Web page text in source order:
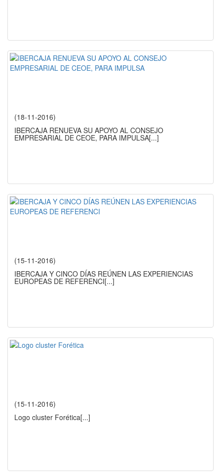
(18-11-2016)
IBERCAJA RENUEVA SU APOYO AL CONSEJO
EMPRESARIAL DE CEOE, PARA IMPULSA[...]
(15-11-2016)
IBERCAJA Y CINCO DÍAS REÚNEN LAS EXPERIENCIAS
EUROPEAS DE REFERENCI[...]
(15-11-2016)
Logo cluster Forética[...]